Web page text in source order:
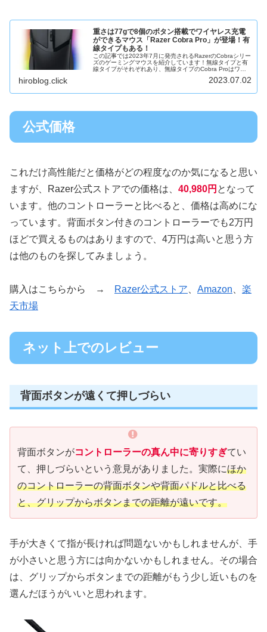
重さは77gで8個のボタン搭載でワイヤレス充電
ができるマウス「Razer Cobra Pro」が登場！有
線タイプもある！
この記事では2023年7月に発売されるRazerのCobraシリー
ズのゲーミングマウスを紹介しています！無線タイプと有
線タイプがそれぞれあり、無線タイプのCobra Proはワイ
hiroblog.click 2023.07.02
公式価格
これだけ高性能だと価格がどの程度なのか気になると思い
ますが、Razer公式ストアでの価格は、 40,980円 となって
います。他のコントローラーと比べると、価格は高めにな
っています。背面ボタン付きのコントローラーでも2万円
ほどで買えるものはありますので、4万円は高いと思う方
は他のものを探してみましょう。
購入はこちらから → Razer公式ストア Amazon
楽
天市場
ネット上でのレビュー
背面ボタンが遠くて押しづらい
背面ボタンがコントローラーの真ん中に寄りすぎてい
て、押しづらいという意見がありました。実際にほか
のコントローラーの背面ボタンや背面パドルと比べる
と、グリップからボタンまでの距離が遠いです。
手が大きくて指が長ければ問題ないかもしれませんが、手
が小さいと思う方には向かないかもしれません。その場合
は、グリップからボタンまでの距離がもう少し近いものを
選んだほうがいいと思われます。